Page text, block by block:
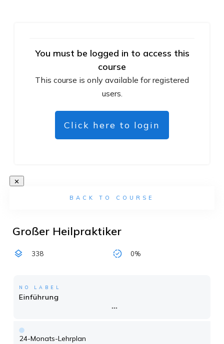
You must be logged in to access this
course
This course is only available for registered
users.
Click here to login
BACK TO COURSE
Großer Heilpraktiker
338 0%
NO LABEL
Einführung
24-Monats-Lehrplan